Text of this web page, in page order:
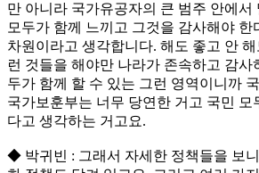
만 아니라 국가유공자의 큰 범주 안에서
모두가 함께 느끼고 그것을 감사해야 한
차원이라고 생각합니다. 해도 좋고 안 해
런 것들을 해야만 나라가 존속하고 감사
두가 함께 할 수 있는 그런 영역이니까
국가보훈부는 너무 당연한 거고 국민 모
다고 생각하는 거고요.
◆ 박귀빈 : 그래서 자세한 정책들을 보